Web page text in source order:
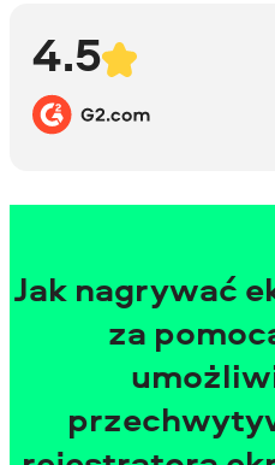
4.5
Jak nagrywać
za